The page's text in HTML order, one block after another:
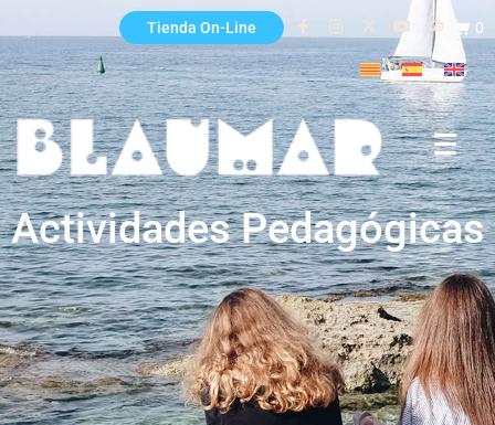
Tienda On-Line 0
Actividades Pedagógicas